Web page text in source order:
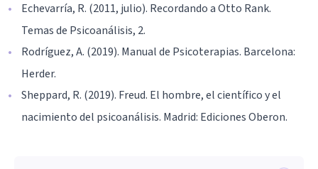
Echevarría, R. (2011, julio). Recordando a Otto Rank.
Temas de Psicoanálisis, 2.
Rodríguez, A. (2019). Manual de Psicoterapias. Barcelona:
Herder.
Sheppard, R. (2019). Freud. El hombre, el científico y el
nacimiento del psicoanálisis. Madrid: Ediciones Oberon.